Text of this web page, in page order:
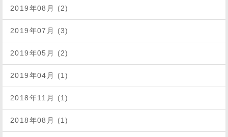
2019年08月 (2)
2019年07月 (3)
2019年05月 (2)
2019年04月 (1)
2018年11月 (1)
2018年08月 (1)